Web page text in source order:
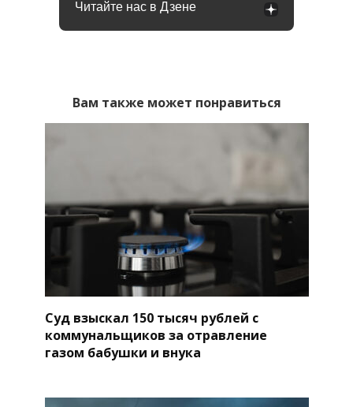
Читайте нас в Дзене
Вам также может понравиться
Суд взыскал 150 тысяч рублей с
коммунальщиков за отравление
газом бабушки и внука